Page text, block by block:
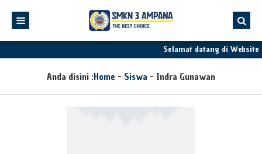
Selamat datang di Website
Anda disini :Home - Siswa - Indra Gunawan